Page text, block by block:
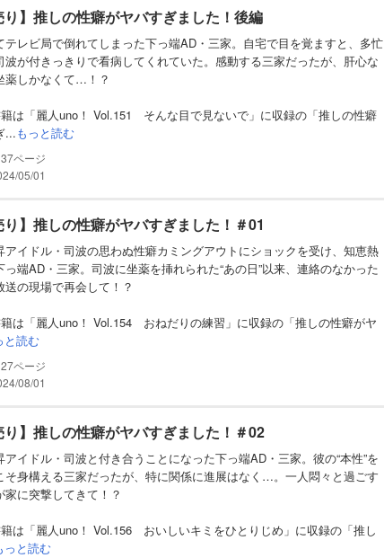
り】推しの性癖がヤバすぎました！後編
テレビ局で倒れてしまった下っ端AD・三家。自宅で目を覚ますと、多忙
波が付きっきりで看病してくれていた。感動する三家だったが、肝心な
薬しかなくて…！？
は「麗人uno！ Vol.151 そんな目で見ないで」に収録の「推しの性癖
...もっと読む
37
05/01
り】推しの性癖がヤバすぎました！＃01
アイドル・司波の思わぬ性癖カミングアウトにショックを受け、知恵熱
っ端AD・三家。司波に坐薬を挿れられた“あの日”以来、連絡のなかった
送の現場で再会して！？
は「麗人uno！ Vol.154 おねだりの練習」に収録の「推しの性癖がヤ
と読む
27
08/01
り】推しの性癖がヤバすぎました！＃02
アイドル・司波と付き合うことになった下っ端AD・三家。彼の“本性”を
そ身構える三家だったが、特に関係に進展はなく…。一人悶々と過ごす
家に突撃してきて！？
は「麗人uno！ Vol.156 おいしいキミをひとりじめ」に収録の「推し
っと読む